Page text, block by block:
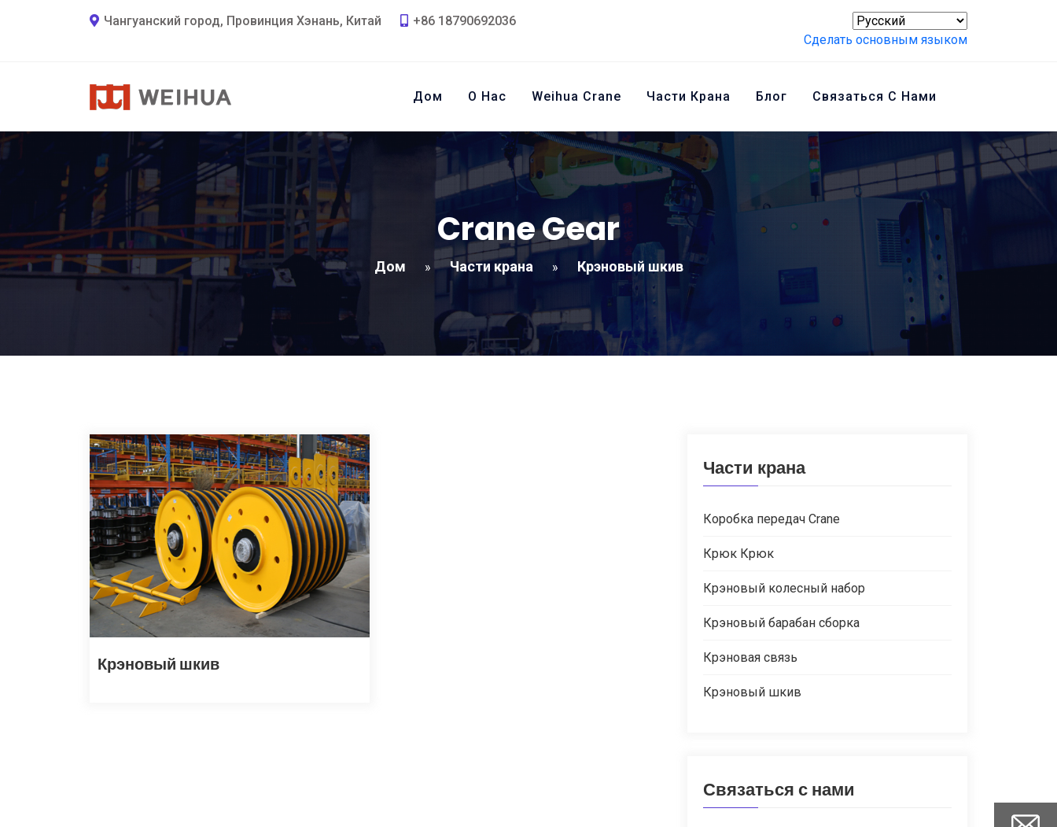
Чангуанский город, Провинция Хэнань, Китай
+86 18790692036
Сделать основным языком
Дом О Нас Weihua Crane Части Крана Блог Связаться С Нами
Crane Gear
Дом » Части крана » Крэновый шкив
Крэновый шкив
Части крана
Коробка передач Crane
Крюк Крюк
Крэновый колесный набор
Крэновый барабан сборка
Крэновая связь
Крэновый шкив
Связаться с нами